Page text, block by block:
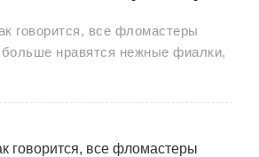
говорится, все фломастеры
нравятся нежные фиалки,
говорится, все фломастеры